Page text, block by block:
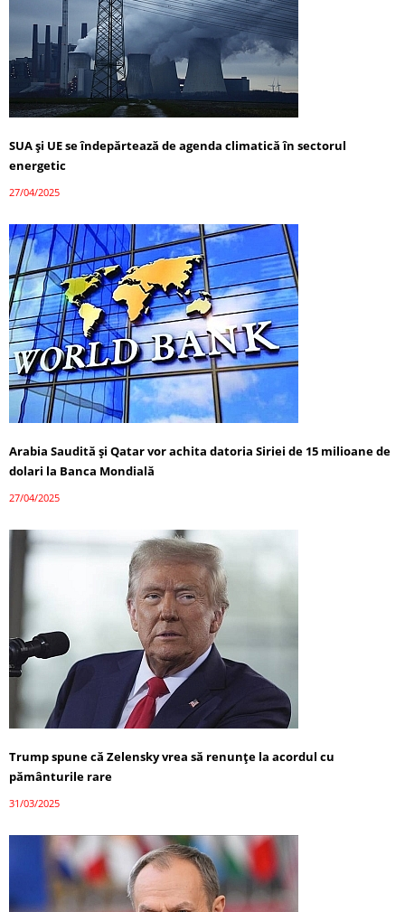
SUA și UE se îndepărtează de agenda climatică în sectorul
energetic
27/04/2025
Arabia Saudită și Qatar vor achita datoria Siriei de 15 milioane de
dolari la Banca Mondială
27/04/2025
Trump spune că Zelensky vrea să renunțe la acordul cu
pământurile rare
31/03/2025